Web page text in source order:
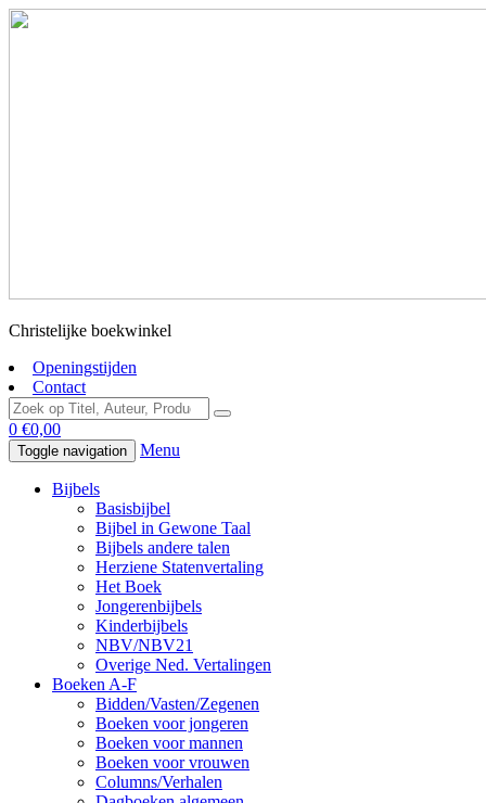
Christelijke boekwinkel
Openingstijden
Contact
0 €0,00
Toggle navigation Menu
Bijbels
Basisbijbel
Bijbel in Gewone Taal
Bijbels andere talen
Herziene Statenvertaling
Het Boek
Jongerenbijbels
Kinderbijbels
NBV/NBV21
Overige Ned. Vertalingen
Boeken A-F
Bidden/Vasten/Zegenen
Boeken voor jongeren
Boeken voor mannen
Boeken voor vrouwen
Columns/Verhalen